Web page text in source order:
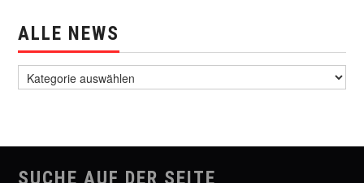
ALLE NEWS
SUCHE AUF DER SEITE